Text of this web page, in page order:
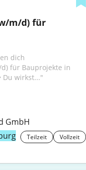
m/d) für
für Bauprojekte in
Du wirkst..."
GmbH
Teilzeit Vollzeit